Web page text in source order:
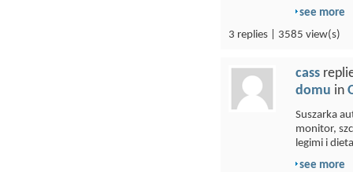
see more
3 replies | 3585 view(s)
cass
domu in
Suszarka
monitor,
legimi i
see more